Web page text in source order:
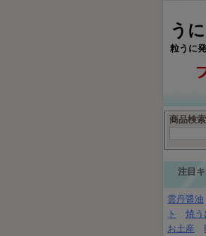
う
粒うに
商品検索
注目
雲丹醤油
ト
焼う
お土産